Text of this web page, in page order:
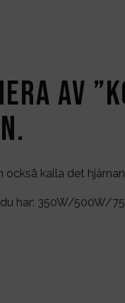
av
kalla det
har: 350W/500W/